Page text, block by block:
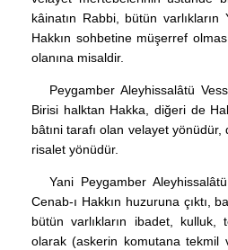
kâinatın Rabbi, bütün varlıkların
Hakkın sohbetine müşerref
olanına misaldir.
Peygamber Aleyhissalâtü
Birisi halktan Hakka, diğeri de
bâtıni tarafı olan velayet
risalet yönüdür.
Yani Peygamber
Cenab-ı Hakkın huzuruna çıktı,
bütün varlıkların ibadet,
olarak (askerin komutana tekmil